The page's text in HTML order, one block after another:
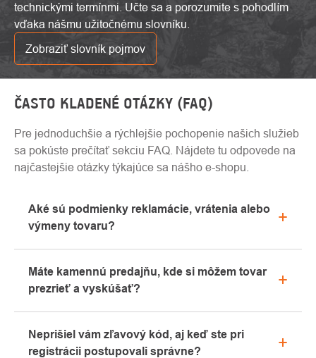
technickými termínmi. Učte sa a porozumite s pohodlím
vďaka nášmu užitočnému slovníku.
Zobraziť slovník pojmov
ČASTO KLADENÉ OTÁZKY (FAQ)
Pre jednoduchšie a rýchlejšie pochopenie našich služieb
sa pokúste prečítať sekciu FAQ. Nájdete tu odpovede na
najčastejšie otázky týkajúce sa nášho e-shopu.
Aké sú podmienky reklamácie, vrátenia alebo
výmeny tovaru?
"Všetko o nákupe" alebo nás kontaktujte e-mailom
alebo telefonicky.
Máte kamennú predajňu, kde si môžem tovar
prezrieť a vyskúšať?
Kolíne. Radi vám tu poradíme s výberom vhodného
vybavenia, ktoré si môžete vyskúšať priamo v
Neprišiel vám zľavový kód, aj keď ste pri
registrácii postupovali správne?